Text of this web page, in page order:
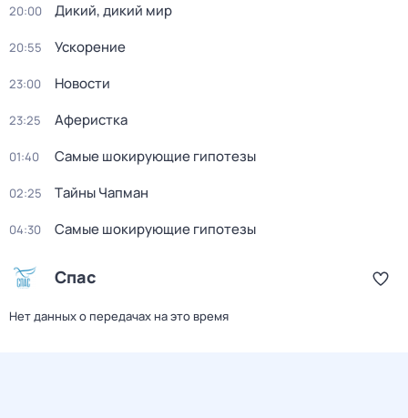
20:00 Дикий, дикий мир
20:55 Ускорение
23:00 Новости
23:25 Аферистка
01:40 Самые шoкиpующие гипотезы
02:25 Тaйны Чапман
04:30 Самые шoкиpующие гипотезы
Спас
Нет данных о передачах на это время